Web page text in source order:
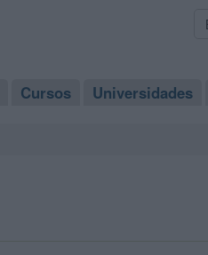
Cursos Universidades